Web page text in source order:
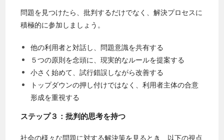
問題を見つけたら、批判するだけでなく、解決プロセスに
積極的に参加しましょう。
他の利用者と対話し、問題意識を共有する
５つの原則を念頭に、現実的なルールを提案する
小さく始めて、試行錯誤しながら改善する
トップダウンの押し付けではなく、利用者主体の合意
形成を重視する
ステップ３：批判的思考を持つ
社会の様々な問題に対する解決策を見るとき、以下の視点